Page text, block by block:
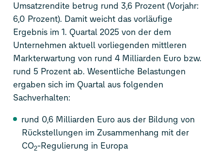
Umsatzrendite betrug rund 3,6 Prozent (Vorjahr:
6,0 Prozent). Damit weicht das vorläufige
Ergebnis im 1. Quartal 2025 von der dem
Unternehmen aktuell vorliegenden mittleren
Markterwartung von rund 4 Milliarden Euro bzw.
rund 5 Prozent ab. Wesentliche Belastungen
ergaben sich im Quartal aus folgenden
Sachverhalten:
rund 0,6 Milliarden Euro aus der Bildung von
Rückstellungen im Zusammenhang mit der
CO2-Regulierung in Europa